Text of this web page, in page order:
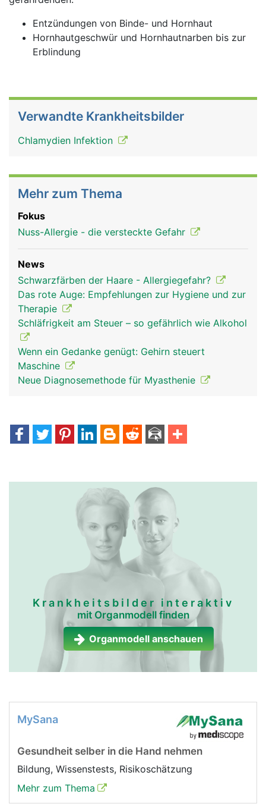
Entzündungen von Binde- und Hornhaut
Hornhautgeschwür und Hornhautnarben bis zur
Erblindung
Verwandte Krankheitsbilder
Chlamydien Infektion
Mehr zum Thema
Fokus
Nuss-Allergie - die versteckte Gefahr
News
Schwarzfärben der Haare - Allergiegefahr?
Das rote Auge: Empfehlungen zur Hygiene und zur
Therapie
Schläfrigkeit am Steuer – so gefährlich wie Alkohol
Wenn ein Gedanke genügt: Gehirn steuert
Maschine
Neue Diagnosemethode für Myasthenie
Krankheitsbilder interaktiv
mit Organmodell finden
Organmodell anschauen
MySana
Gesundheit selber in die Hand nehmen
Bildung, Wissenstests, Risikoschätzung
Mehr zum Thema